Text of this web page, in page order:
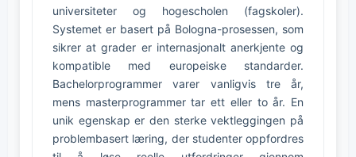
universiteter og hogescholen (fagskoler).
Systemet er basert på Bologna-prosessen, som
sikrer at grader er internasjonalt anerkjente og
kompatible med europeiske standarder.
Bachelorprogrammer varer vanligvis tre år,
mens masterprogrammer tar ett eller to år. En
unik egenskap er den sterke vektleggingen på
problembasert læring, der studenter oppfordres